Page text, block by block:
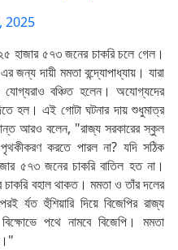
2025
হাজার ৫৭৩ জনের চাকরি চলে গেল।
জন্য দায়ী মমতা বন্দ্যোপাধ্যায়। যারা
যোগ্যরাও বঞ্চিত হলেন। অযোগ্যদের
হল। এই গোটা ঘটনার দায় শুধুমাত্র
আরও বলেন, "রাজ্য সরকারের স্কুল
করতে পারল না? যদি সঠিক
৫৭৩ জনের চাকরি বাতিল হত না।
বহাল থাকত। মমতা ও তাঁর দলের
হুঁশিয়ারি দিয়ে বিজেপির রাজ্য
পথে নামবে বিজেপি। মমতা